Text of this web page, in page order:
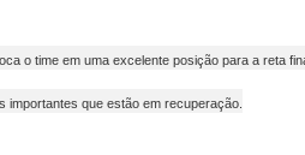
o time em uma excelente posição para a reta
importantes que estão em recuperação.